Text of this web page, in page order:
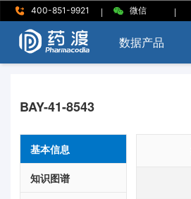
400-851-9921 | 微信 |
数据产品
BAY-41-8543
基本信息
知识图谱